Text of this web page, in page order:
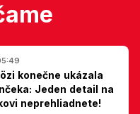
konečne ukázala
Jeden detail na
neprehliadnete!